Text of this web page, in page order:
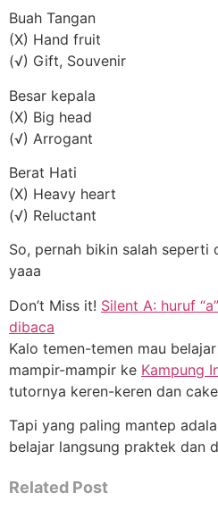
Buah Tangan
(X) Hand fruit
(√) Gift, Souvenir
Besar kepala
(X) Big head
(√) Arrogant
Berat Hati
(X) Heavy heart
(√) Reluctant
So, pernah bikin salah seperti
yaaa
Don’t Miss it! Silent A: huruf
dibaca
Kalo temen-temen mau
mampir-mampir ke Kampung
tutornya keren-keren dan
Tapi yang paling mantep
belajar langsung praktek dan
Related Post